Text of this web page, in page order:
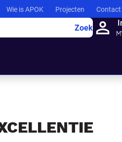
Wie is APOK Projecten Contact
Zoek